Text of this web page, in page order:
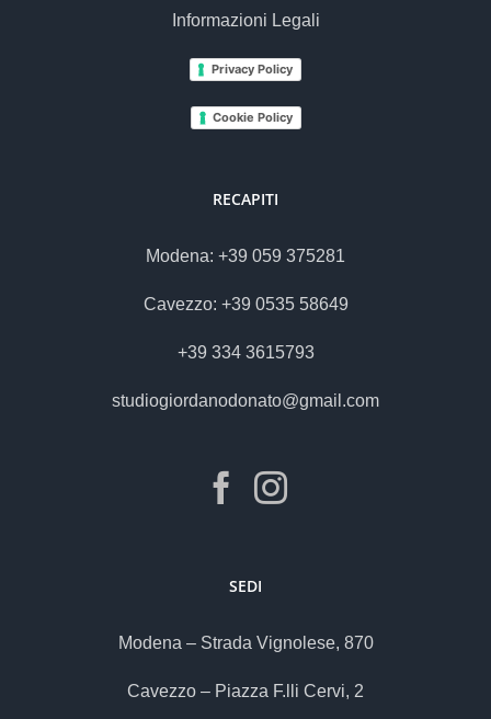
Informazioni Legali
Privacy Policy
Cookie Policy
RECAPITI
Modena: +39 059 375281
Cavezzo: +39 0535 58649
+39 334 3615793
studiogiordanodonato@gmail.com
SEDI
Modena – Strada Vignolese, 870
Cavezzo – Piazza F.lli Cervi, 2